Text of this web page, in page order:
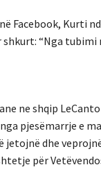
Facebook, Kurti
“Nga tubimi
ne shqip
pjesëmarrje e
jetojnë dhe
për